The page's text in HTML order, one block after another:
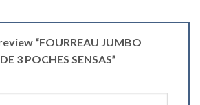
“FOURREAU JUMBO
3 POCHES SENSAS”